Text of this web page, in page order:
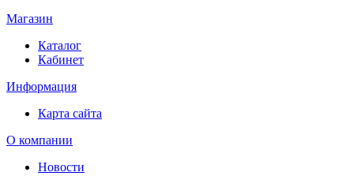
Магазин
Каталог
Кабинет
Информация
Карта сайта
О компании
Новости